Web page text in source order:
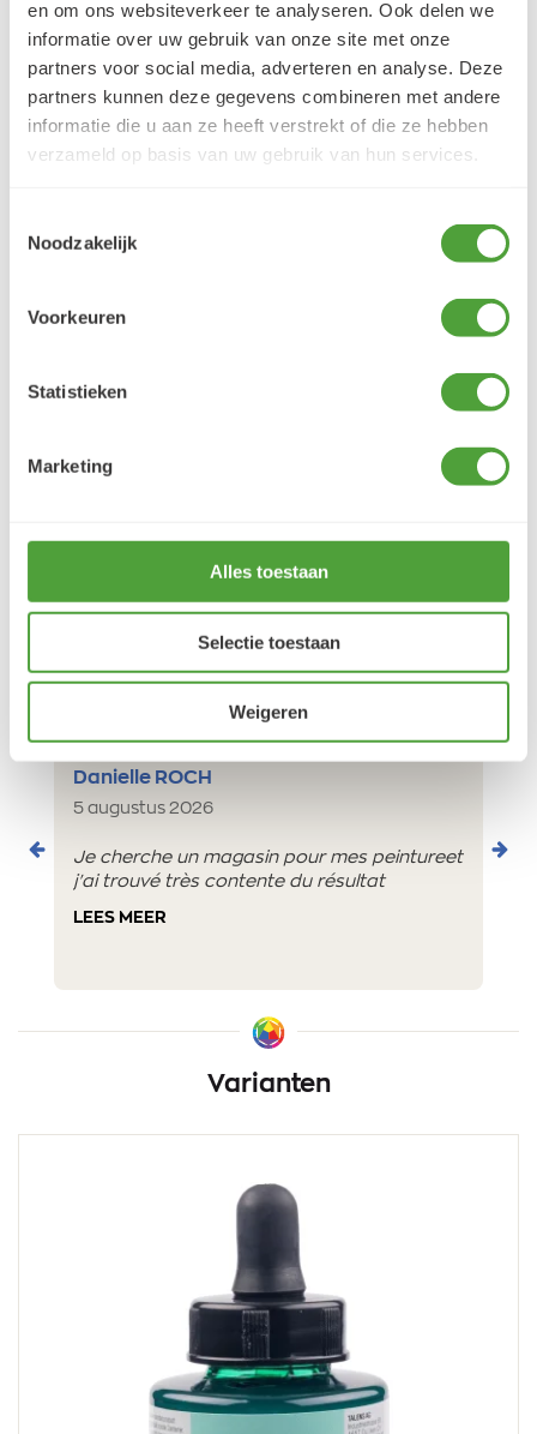
en om ons websiteverkeer te analyseren. Ook delen we
informatie over uw gebruik van onze site met onze
partners voor social media, adverteren en analyse. Deze
partners kunnen deze gegevens combineren met andere
informatie die u aan ze heeft verstrekt of die ze hebben
verzameld op basis van uw gebruik van hun services.
Noodzakelijk
Voorkeuren
Statistieken
Marketing
Alles toestaan
Selectie toestaan
Weigeren
VRAGEN?
Bel:0341 493 575
Bereikbaar ma 13:30-17:30; di-vr 9:00-17:30; za 9:00-
5/5
Danielle ROCH
5 augustus 2026
Je cherche un magasin pour mes peintureet
j'ai trouvé très contente du résultat
LEES MEER
Varianten